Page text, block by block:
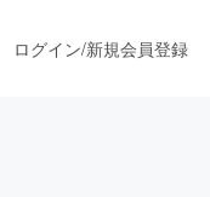
ログイン/新規会員登録